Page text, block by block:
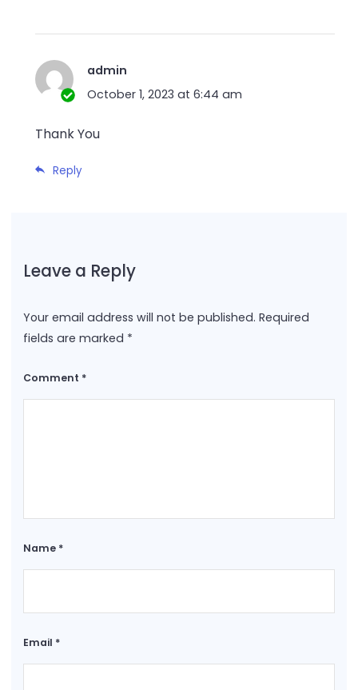
admin
October 1, 2023 at 6:44 am
Thank You
Reply
Leave a Reply
Your email address will not be published. Required
fields are marked *
Comment *
Name *
Email *